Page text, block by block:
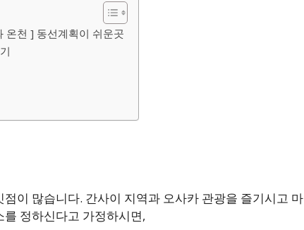
온천 ] 동선계획이 쉬운곳
이 많습니다. 간사이 지역과 오사카 관광을 즐기시고 마
정하신다고 가정하시면,